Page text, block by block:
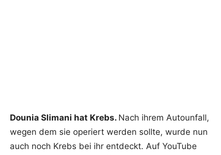
Dounia Slimani hat Krebs. Nach ihrem Autounfall,
wegen dem sie operiert werden sollte, wurde nun
auch noch Krebs bei ihr entdeckt. Auf YouTube